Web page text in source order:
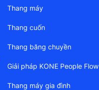
Thang máy
Thang cuốn
Thang băng chuyền
Giải pháp KONE People Flow
Thang máy gia đình